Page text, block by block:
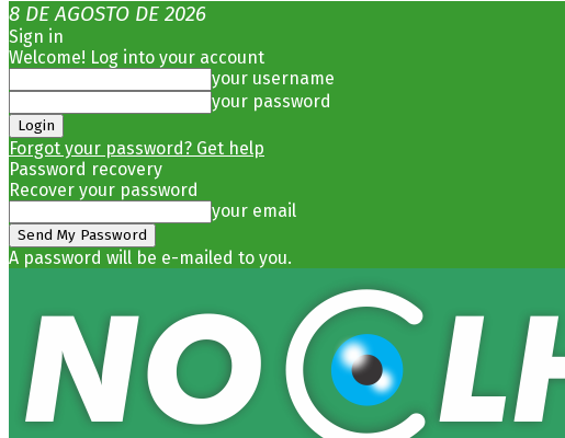
8 DE AGOSTO DE 2026
Sign in
Welcome! Log into your account
your username
your password
Forgot your password? Get help
Password recovery
Recover your password
your email
A password will be e-mailed to you.